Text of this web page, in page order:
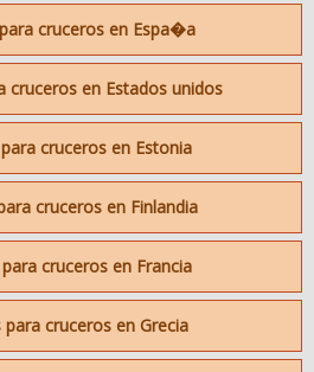
cruceros en Espa�a
cruceros en Estados unidos
cruceros en Estonia
cruceros en Finlandia
cruceros en Francia
para cruceros en Grecia